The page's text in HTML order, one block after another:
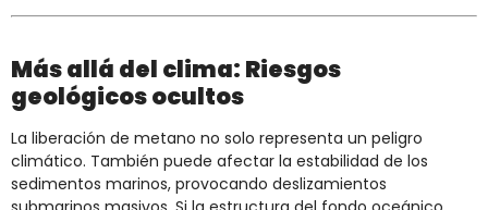
Más allá del clima: Riesgos
geológicos ocultos
La liberación de metano no solo representa un peligro
climático. También puede afectar la estabilidad de los
sedimentos marinos, provocando deslizamientos